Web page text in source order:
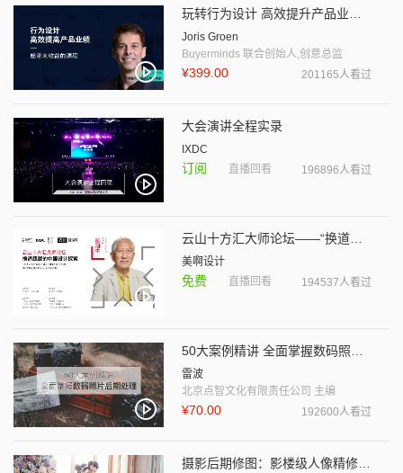
Joris Groen
Buyerminds 联合创始人,创意总监
¥399.00 201165人看过
大会演讲全程实录
IXDC
订阅 直播回看 196896人看过
美啊设计
免费 直播回看 194537人看过
雷波
北京点智文化有限责任公司 主编
¥70.00 192600人看过